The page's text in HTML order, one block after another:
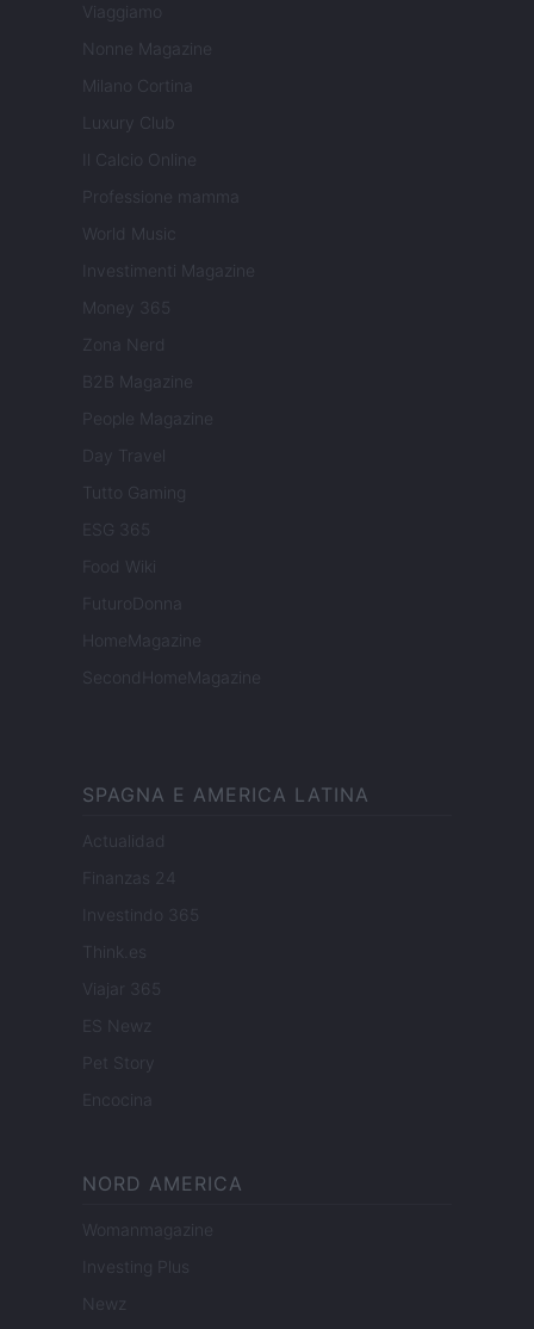
Viaggiamo
Nonne Magazine
Milano Cortina
Luxury Club
Il Calcio Online
Professione mamma
World Music
Investimenti Magazine
Money 365
Zona Nerd
B2B Magazine
People Magazine
Day Travel
Tutto Gaming
ESG 365
Food Wiki
FuturoDonna
HomeMagazine
SecondHomeMagazine
SPAGNA E AMERICA LATINA
Actualidad
Finanzas 24
Investindo 365
Think.es
Viajar 365
ES Newz
Pet Story
Encocina
NORD AMERICA
Womanmagazine
Investing Plus
Newz